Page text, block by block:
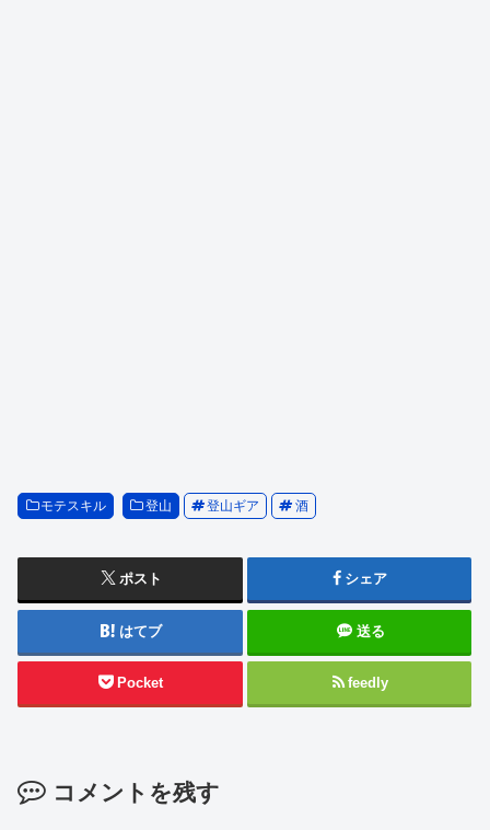
モテスキル 登山 登山ギア 酒
ポスト シェア
はてブ 送る
Pocket feedly
コメントを残す